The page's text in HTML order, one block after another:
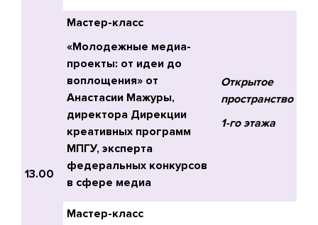
13.00
Мастер-класс
«Молодежные медиа-
проекты: от идеи до
воплощения» от
Анастасии Мажуры,
директора Дирекции
креативных программ
МПГУ, эксперта
федеральных конкурсов
в сфере медиа
Открытое
пространство
1-го этажа
Мастер-класс